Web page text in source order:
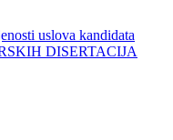
uslova kandidata
DISERTACIJA